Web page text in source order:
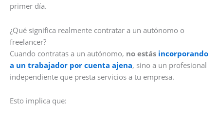
primer día.
¿Qué significa realmente contratar a un autónomo o
freelancer?
Cuando contratas a un autónomo, no estás incorporando
a un trabajador por cuenta ajena, sino a un profesional
independiente que presta servicios a tu empresa.
Esto implica que: